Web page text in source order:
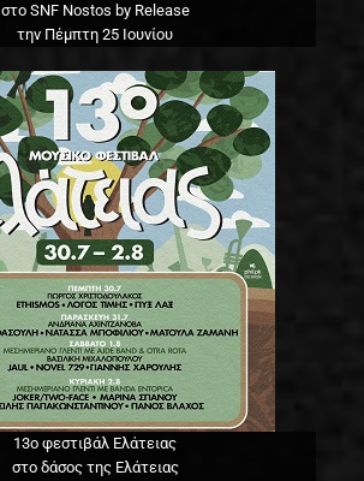
στο SNF Nostos by Release
την Πέμπτη 25 Ιουνίου
13o φεστιβάλ Ελάτειας
στο δάσος της Ελάτειας